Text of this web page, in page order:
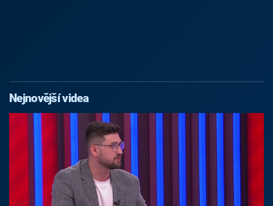
Nejnovější videa